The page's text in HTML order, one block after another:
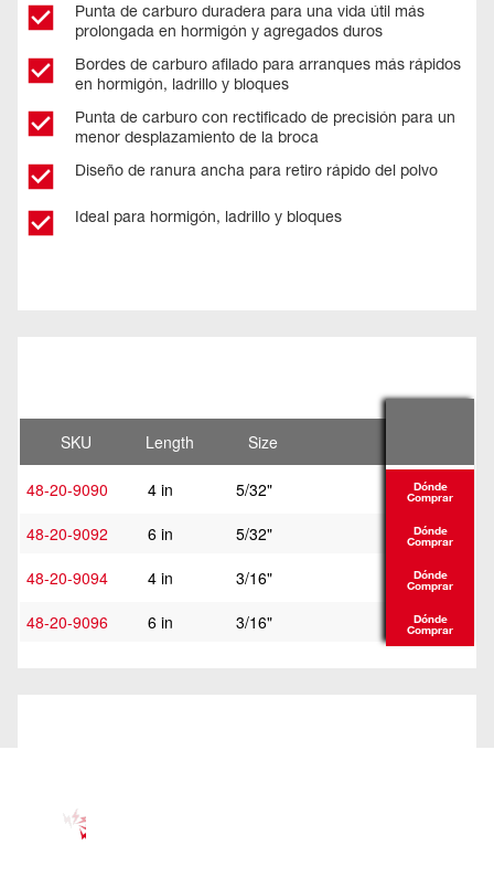
Punta de carburo duradera para una vida útil más
prolongada en hormigón y agregados duros
Bordes de carburo afilado para arranques más rápidos
en hormigón, ladrillo y bloques
Punta de carburo con rectificado de precisión para un
menor desplazamiento de la broca
Diseño de ranura ancha para retiro rápido del polvo
Ideal para hormigón, ladrillo y bloques
SKU Length Size
48-20-9090 4 in
5/32"
48-20-9092
6 in
5/32"
48-20-9094
4 in
3/16"
48-20-9096
6 in 3/16"
Dónde
Comprar
Dónde
Comprar
Dónde
Comprar
Dónde
Comprar